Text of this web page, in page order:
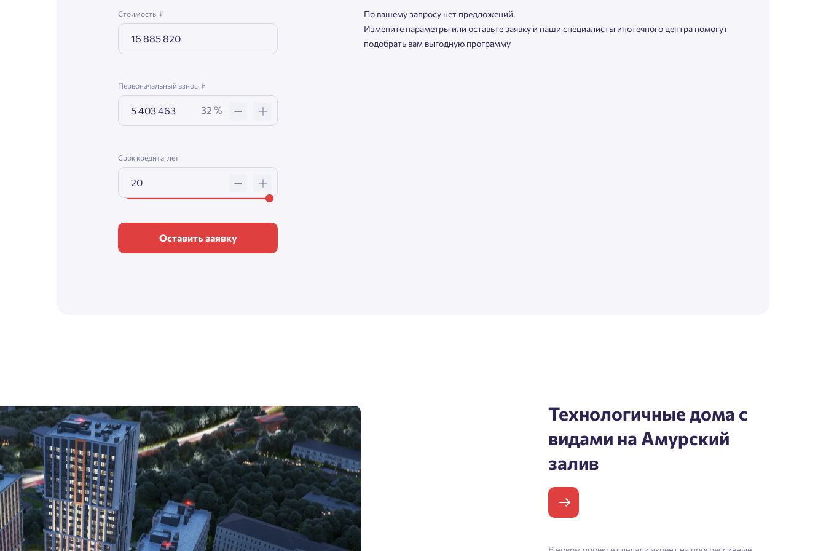
Стоимость, ₽
Первоначальный взнос, ₽
32 %
Срок кредита, лет
Оставить заявку
По вашему запросу нет предложений.
Измените параметры или оставьте заявку и наши специалисты ипотечного центра помогут
подобрать вам выгодную программу
Технологичные дома с
видами на Амурский
залив
Нажимая кнопку «Отправить», вы даёте согласие на обработку